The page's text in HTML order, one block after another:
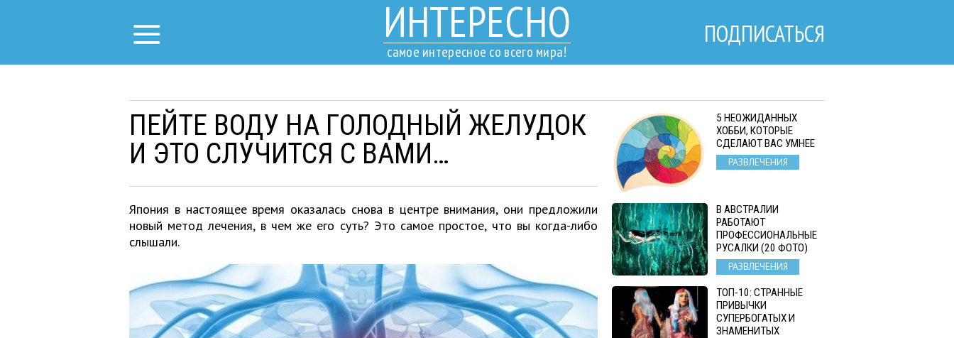
ИНТЕРЕСНО
самое интересное со всего мира!
ПОДПИСАТЬСЯ
ПЕЙТЕ ВОДУ НА ГОЛОДНЫЙ ЖЕЛУДОК
И ЭТО СЛУЧИТСЯ С ВАМИ…
Япония в настоящее время оказалась снова в центре внимания, они предложили
новый метод лечения, в чем же его суть? Это самое простое, что вы когда-либо
слышали.
5 НЕОЖИДАННЫХ
ХОББИ, КОТОРЫЕ
СДЕЛАЮТ ВАС УМНЕЕ
РАЗВЛЕЧЕНИЯ
В АВСТРАЛИИ
РАБОТАЮТ
ПРОФЕССИОНАЛЬНЫЕ
РУСАЛКИ (20 ФОТО)
РАЗВЛЕЧЕНИЯ
ТОП-10: СТРАННЫЕ
ПРИВЫЧКИ
СУПЕРБОГАТЫХ И
ЗНАМЕНИТЫХ